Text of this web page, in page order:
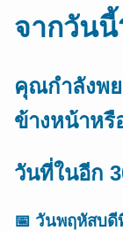
จากวันนี้
คุณกำลังพ
ข้างหน้าหรื
วันที่ในอีก
📅 วันพฤหัสบดี